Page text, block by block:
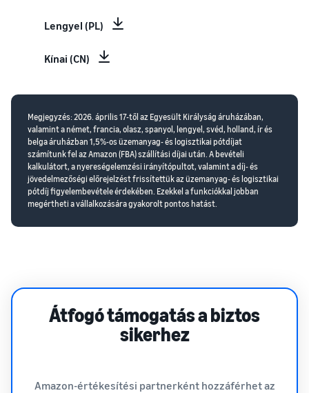
Lengyel (PL)
Kínai (CN)
Megjegyzés: 2026. április 17-től az Egyesült Királyság áruházában,
valamint a német, francia, olasz, spanyol, lengyel, svéd, holland, ír és
belga áruházban 1,5%-os üzemanyag- és logisztikai pótdíjat
számítunk fel az Amazon (FBA) szállítási díjai után. A bevételi
kalkulátort, a nyereségelemzési irányítópultot, valamint a díj- és
jövedelmezőségi előrejelzést frissítettük az üzemanyag- és logisztikai
pótdíj figyelembevétele érdekében. Ezekkel a funkciókkal jobban
megértheti a vállalkozására gyakorolt pontos hatást.
Átfogó támogatás a biztos
sikerhez
Amazon-értékesítési partnerként hozzáférhet az